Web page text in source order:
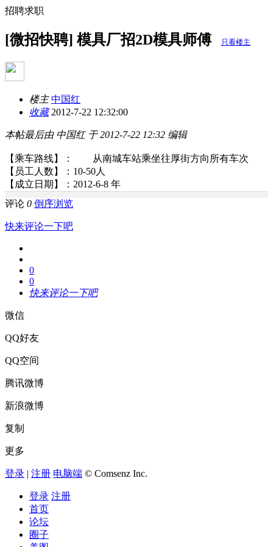
招聘求职
[微招快聘] 模具厂招2D模具师傅 只看楼主
楼主 中国红
收藏2012-7-22 12:32:00
本帖最后由 中国红 于 2012-7-22 12:32 编辑
【乘车路线】： 从南城车站乘坐往厚街方向所有车次
【员工人数】：10-50人
【成立日期】：2012-6-8 年
评论 0 倒序浏览
快来评论一下吧
0
0
快来评论一下吧
微信
QQ好友
QQ空间
腾讯微博
新浪微博
复制
更多
登录 | 注册 电脑端 © Comsenz Inc.
登录 注册
首页
论坛
圈子